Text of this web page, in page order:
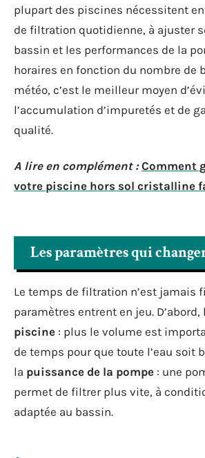
plupart des piscines nécessitent
de filtration quotidienne, à ajuster
bassin et les performances de la
horaires en fonction du nombre de
météo, c’est le meilleur moyen
l’accumulation d’impuretés et de
qualité.
A lire en complément : Comment
votre piscine hors sol cristalline
Les paramètres qui
Le temps de filtration n’est jamais
paramètres entrent en jeu. D’abord,
piscine : plus le volume est
de temps pour que toute l’eau soit
la puissance de la pompe : une
permet de filtrer plus vite, à
adaptée au bassin.